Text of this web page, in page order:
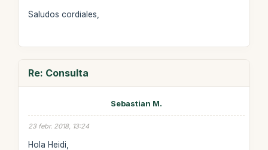
Saludos cordiales,
Re: Consulta
Sebastian M.
23 febr. 2018, 13:24
Hola Heidi,